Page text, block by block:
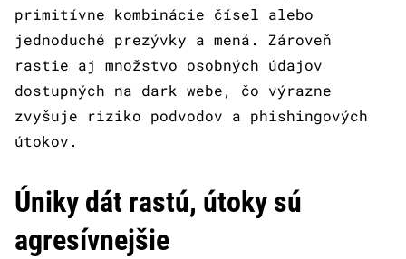
primitívne kombinácie čísel alebo
jednoduché prezývky a mená. Zároveň
rastie aj množstvo osobných údajov
dostupných na dark webe, čo výrazne
zvyšuje riziko podvodov a phishingových
útokov.
Úniky dát rastú, útoky sú
agresívnejšie